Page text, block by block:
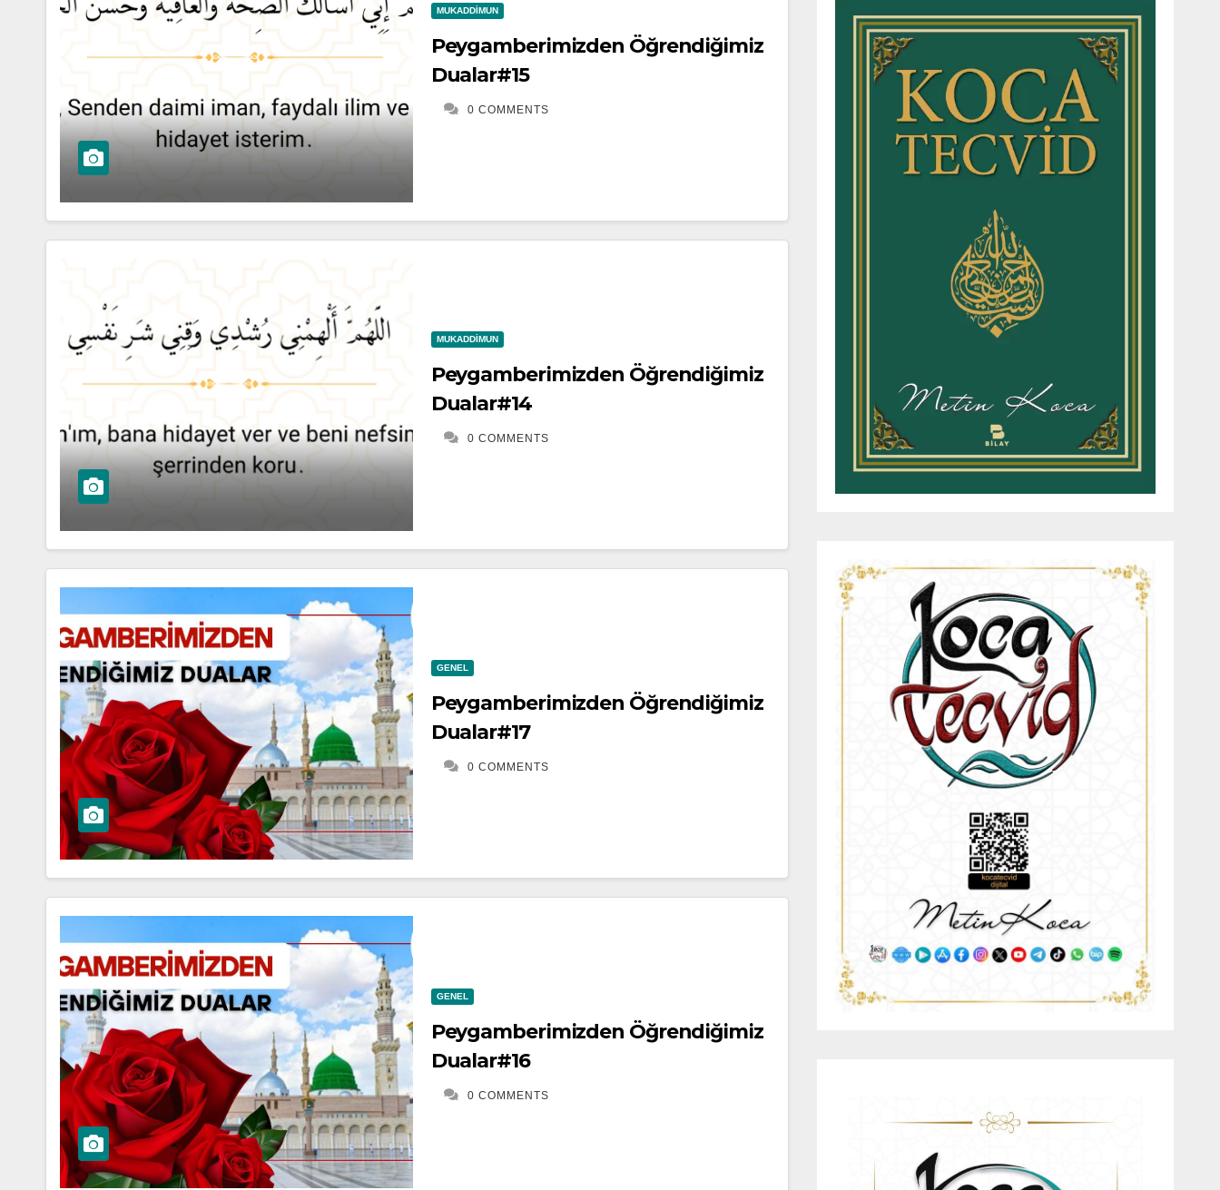
MUKADDIMUN
Peygamberimizden Öğrendiğimiz
Dualar#15
0 COMMENTS
MUKADDIMUN
Peygamberimizden Öğrendiğimiz
Dualar#14
0 COMMENTS
GENEL
Peygamberimizden Öğrendiğimiz
Dualar#17
0 COMMENTS
GENEL
Peygamberimizden Öğrendiğimiz
Dualar#16
0 COMMENTS